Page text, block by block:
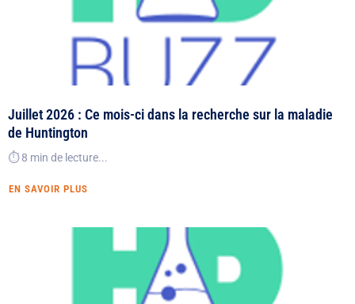
Juillet 2026 : Ce mois-ci dans la recherche sur la maladie
de Huntington
⏱️ 8 min de lecture...
EN SAVOIR PLUS